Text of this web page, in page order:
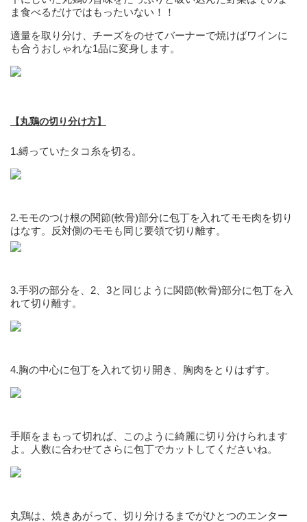
ま食べるだけではもったいない！！
適量を取り分け、チーズをのせてバーナーで焼けばワインに
も合うおしゃれな1品に変身します。
【丸鶏の切り分け方】
1.縛っていたタコ糸を切る。
2.モモのつけ根の関節(軟骨)部分に包丁を入れてモモ肉を切り
はなす。反対側のモモも同じ要領で切り離す。
3.手羽の部分を、2、3と同じように関節(軟骨)部分に包丁を入
れて切り離す。
4.胸の中心に包丁を入れて切り開き、胸肉をとりはずす。
手順をまもって切れば、このように綺麗に切り分けられます
よ。人数に合わせてさらに包丁でカットしてくださいね。
丸鶏は、焼きあがって、切り分けるまでがひとつのエンター